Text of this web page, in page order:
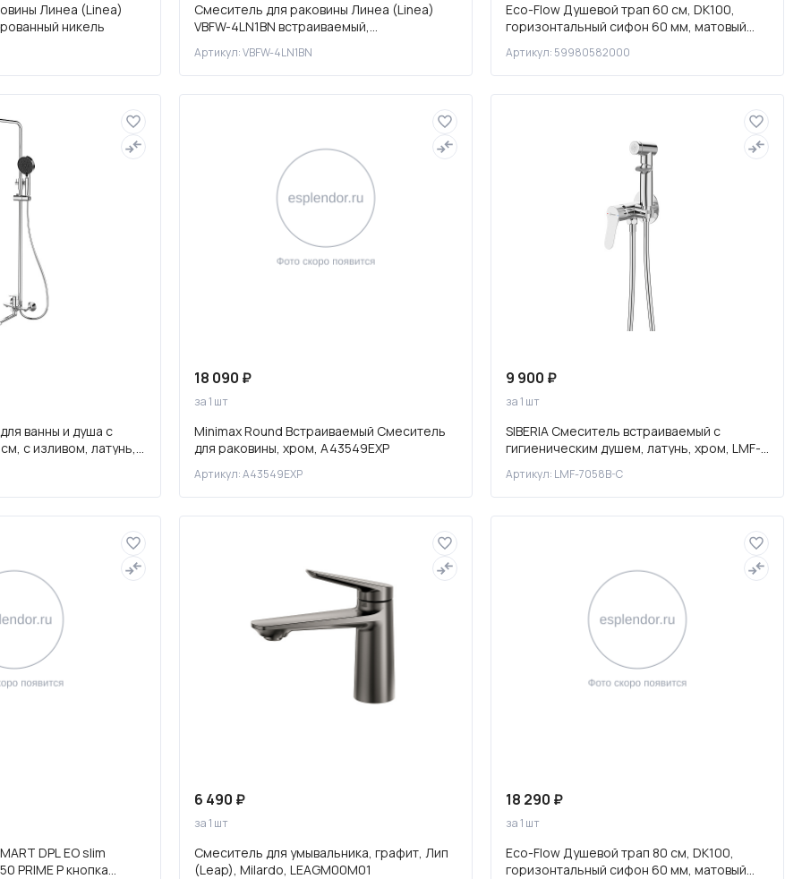
Линеа (Linea)
никель
Смеситель для раковины Линеа (Linea)
VBFW-4LN1BN встраиваемый,
Артикул: VBFW-4LN1BN
Eco-Flow Душевой трап 60 см, DK100,
горизонтальный сифон 60 мм, матовый
Артикул: 59980582000
ванны и душа с
с изливом, латунь,
18 090 ₽
за 1 шт
Minimax Round Встраиваемый Смеситель
для раковины, хром, A43549EXP
Артикул: A43549EXP
9 900 ₽
за 1 шт
SIBERIA Смеситель встраиваемый с
гигиеническим душем, латунь, хром, LMF-
Артикул: LMF-7058B-C
DPL EO slim
PRIME P кнопка
6 490 ₽
за 1 шт
Смеситель для умывальника, графит, Лип
(Leap), Milardo, LEAGM00M01
18 290 ₽
за 1 шт
Eco-Flow Душевой трап 80 см, DK100,
горизонтальный сифон 60 мм, матовый